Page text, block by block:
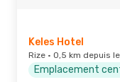
Keles Hotel
Rize · 0,5 km depuis
Emplacement